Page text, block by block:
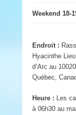
Weekend 18-
Endroit :
Hyacinthe
d’Arc au
Québec,
Heure : Les
à 06h30 au